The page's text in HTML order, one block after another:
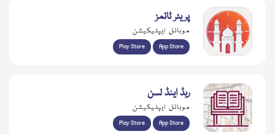
پریئر ٹائمز
موبائل ایپلیکیشن
Play Store App Store
ریڈ اینڈ لسن
موبائل ایپلیکیشن
Play Store App Store